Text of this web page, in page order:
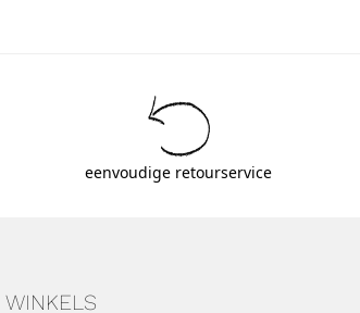
eenvoudige retourservice
WINKELS